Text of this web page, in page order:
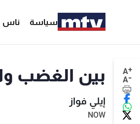
سياسة ناس
A+
A- بين الغضب
إيلي فواز
NOW